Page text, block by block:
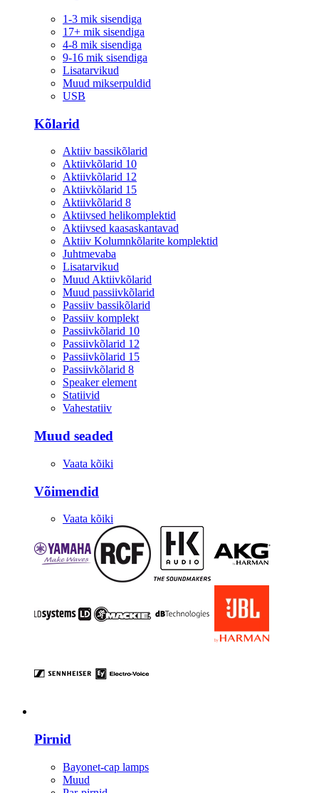
1-3 mik sisendiga
17+ mik sisendiga
4-8 mik sisendiga
9-16 mik sisendiga
Lisatarvikud
Muud mikserpuldid
USB
Kõlarid
Aktiiv bassikõlarid
Aktiivkõlarid 10
Aktiivkõlarid 12
Aktiivkõlarid 15
Aktiivkõlarid 8
Aktiivsed helikomplektid
Aktiivsed kaasaskantavad
Aktiiv Kolumnkõlarite komplektid
Juhtmevaba
Lisatarvikud
Muud Aktiivkõlarid
Muud passiivkõlarid
Passiiv bassikõlarid
Passiiv komplekt
Passiivkõlarid 10
Passiivkõlarid 12
Passiivkõlarid 15
Passiivkõlarid 8
Speaker element
Statiivid
Vahestatiiv
Muud seaded
Vaata kõiki
Võimendid
Vaata kõiki
Pirnid
Bayonet-cap lamps
Muud